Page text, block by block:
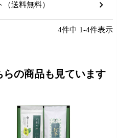
送料無料）
4件中 1-4件表示
の商品も見ています